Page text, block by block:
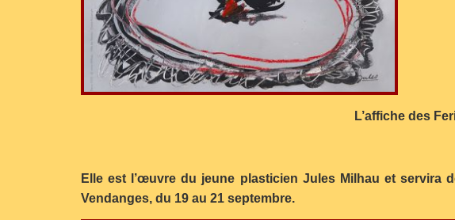
L’affiche des
Elle est l’œuvre du jeune plasticien Jules Milhau et
Vendanges, du 19 au 21 septembre.